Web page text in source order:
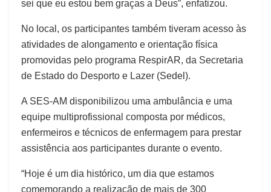
sei que eu estou bem graças a Deus”, enfatizou.
No local, os participantes também tiveram acesso às
atividades de alongamento e orientação física
promovidas pelo programa RespirAR, da Secretaria
de Estado do Desporto e Lazer (Sedel).
A SES-AM disponibilizou uma ambulância e uma
equipe multiprofissional composta por médicos,
enfermeiros e técnicos de enfermagem para prestar
assistência aos participantes durante o evento.
“Hoje é um dia histórico, um dia que estamos
comemorando a realização de mais de 300